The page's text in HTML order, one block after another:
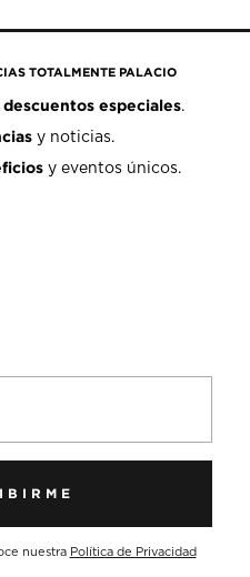
TOTALMENTE PALACIO
descuentos especiales.
y noticias.
y eventos únicos.
nuestra Política de Privacidad